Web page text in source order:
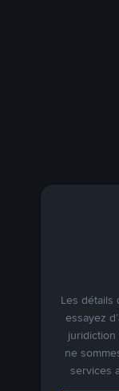
Les détails
essayez
juridiction
ne
services